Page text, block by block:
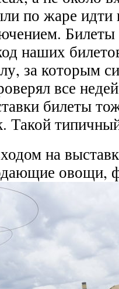
по жаре идти
Билеты
наших
за которым
все
билеты
Такой
на
овощи,